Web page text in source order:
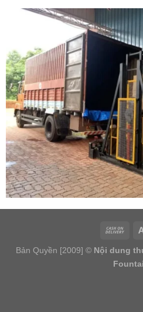
Bản Quyền [2009] © Nội dung